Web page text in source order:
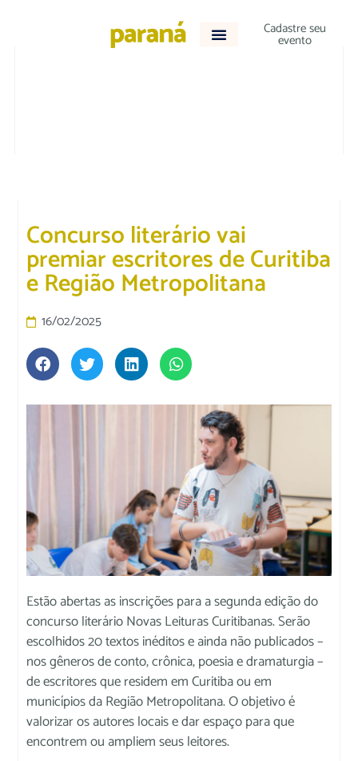
Cadastre seu
evento
Concurso literário vai
premiar escritores de Curitiba
e Região Metropolitana
16/02/2025
Estão abertas as inscrições para a segunda edição do
concurso literário Novas Leituras Curitibanas. Serão
escolhidos 20 textos inéditos e ainda não publicados –
nos gêneros de conto, crônica, poesia e dramaturgia –
de escritores que residem em Curitiba ou em
municípios da Região Metropolitana. O objetivo é
valorizar os autores locais e dar espaço para que
encontrem ou ampliem seus leitores.